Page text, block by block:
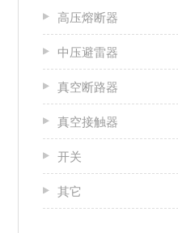
高压熔断器
中压避雷器
真空断路器
真空接触器
开关
其它